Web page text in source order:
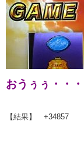
おうぅぅ・・
【結果】 +34857